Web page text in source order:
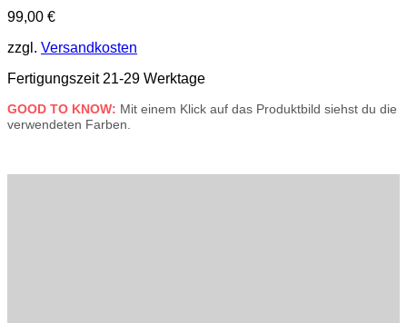
99,00 €
zzgl. Versandkosten
Fertigungszeit 21-29 Werktage
GOOD TO KNOW: Mit einem Klick auf das Produktbild siehst du die
verwendeten Farben.